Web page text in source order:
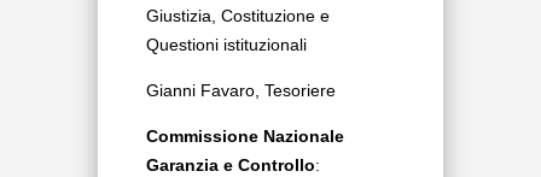
Giustizia, Costituzione e
Questioni istituzionali
Gianni Favaro, Tesoriere
Commissione Nazionale
Garanzia e Controllo: